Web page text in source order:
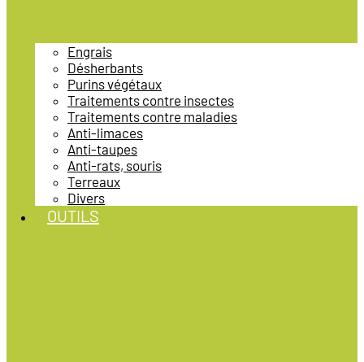
Engrais
Désherbants
Purins végétaux
Traitements contre insectes
Traitements contre maladies
Anti-limaces
Anti-taupes
Anti-rats, souris
Terreaux
Divers
OUTILS